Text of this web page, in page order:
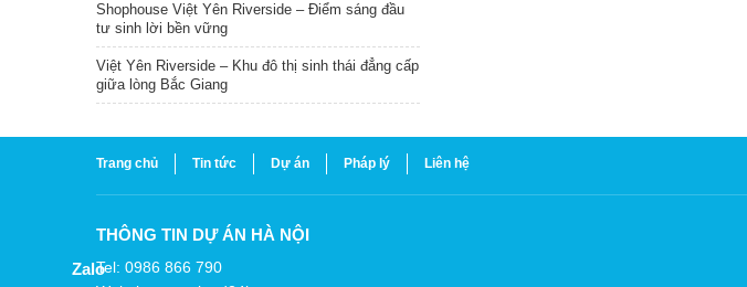
Shophouse Việt Yên Riverside – Điểm sáng đầu
tư sinh lời bền vững
Việt Yên Riverside – Khu đô thị sinh thái đẳng cấp
giữa lòng Bắc Giang
Trang chủ Tin tức Dự án Pháp lý Liên hệ
THÔNG TIN DỰ ÁN HÀ NỘI
Tel: 0986 866 790
Zalo